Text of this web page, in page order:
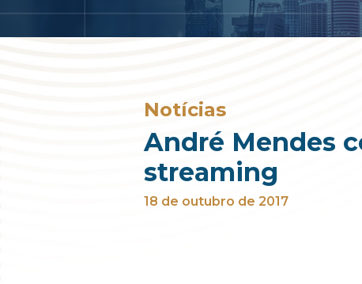
Notícias
André Mendes
streaming
18 de outubro de 2017